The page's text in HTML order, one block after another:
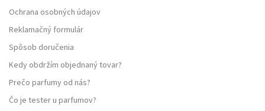
Ochrana osobných údajov
Reklamačný formulár
Spôsob doručenia
Kedy obdržím objednaný tovar?
Prečo parfumy od nás?
Čo je tester u parfumov?